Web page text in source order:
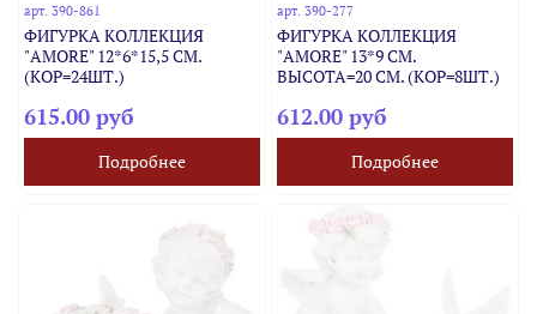
арт.390-861
ФИГУРКА КОЛЛЕКЦИЯ
"AMORE" 12*6*15,5 СМ.
(КОР=24ШТ.)
615.00 руб
Подробнее
арт. 390-277
ФИГУРКА КОЛЛЕКЦИЯ
"AMORE" 13*9 СМ.
ВЫСОТА=20 СМ. (КОР=8ШТ.)
612.00 руб
Подробнее